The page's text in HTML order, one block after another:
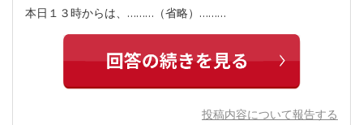
本日１３時からは、………（省略）………
投稿内容について報告する